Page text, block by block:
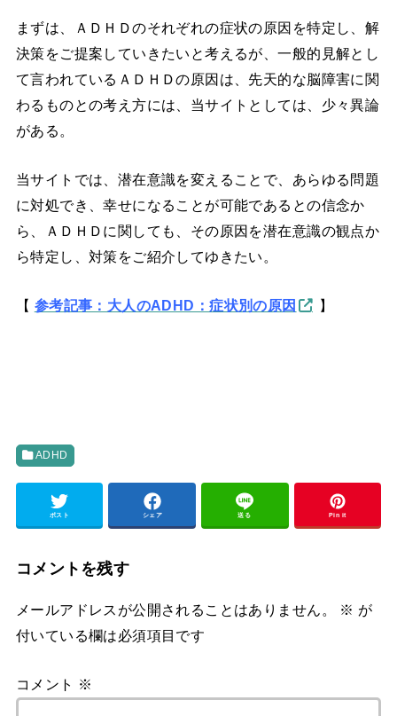
まずは、ＡＤＨＤのそれぞれの症状の原因を特定し、解
決策をご提案していきたいと考えるが、一般的見解とし
て言われているＡＤＨＤの原因は、先天的な脳障害に関
わるものとの考え方には、当サイトとしては、少々異論
がある。
当サイトでは、潜在意識を変えることで、あらゆる問題
に対処でき、幸せになることが可能であるとの信念か
ら、ＡＤＨＤに関しても、その原因を潜在意識の観点か
ら特定し、対策をご紹介してゆきたい。
【 参考記事：大人のADHD：症状別の原因 】
ADHD
ポスト シェア 送る Pin it
コメントを残す
メールアドレスが公開されることはありません。 ※ が
付いている欄は必須項目です
コメント ※